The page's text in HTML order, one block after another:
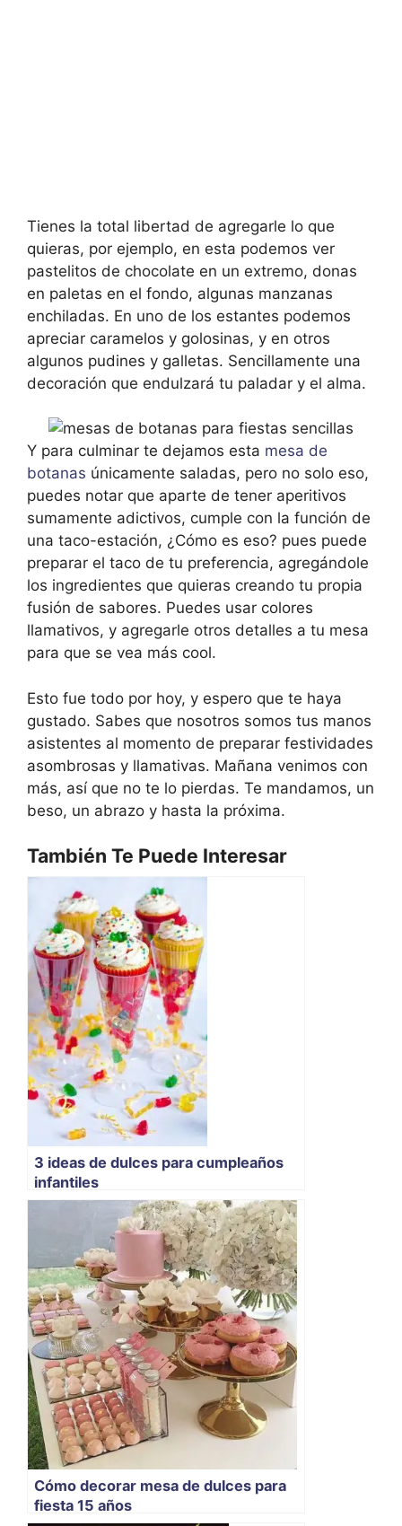
Tienes la total libertad de agregarle lo que
quieras, por ejemplo, en esta podemos ver
pastelitos de chocolate en un extremo, donas
en paletas en el fondo, algunas manzanas
enchiladas. En uno de los estantes podemos
apreciar caramelos y golosinas, y en otros
algunos pudines y galletas. Sencillamente una
decoración que endulzará tu paladar y el alma.
Y para culminar te dejamos esta mesa de
botanas únicamente saladas, pero no solo eso,
puedes notar que aparte de tener aperitivos
sumamente adictivos, cumple con la función de
una taco-estación, ¿Cómo es eso? pues puede
preparar el taco de tu preferencia, agregándole
los ingredientes que quieras creando tu propia
fusión de sabores. Puedes usar colores
llamativos, y agregarle otros detalles a tu mesa
para que se vea más cool.
Esto fue todo por hoy, y espero que te haya
gustado. Sabes que nosotros somos tus manos
asistentes al momento de preparar festividades
asombrosas y llamativas. Mañana venimos con
más, así que no te lo pierdas. Te mandamos, un
beso, un abrazo y hasta la próxima.
También Te Puede Interesar
3 ideas de dulces para cumpleaños
infantiles
Cómo decorar mesa de dulces para
fiesta 15 años